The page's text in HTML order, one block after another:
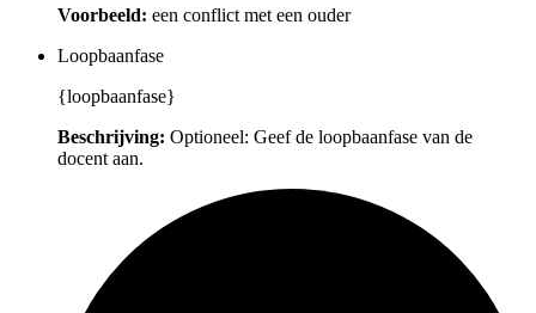
Voorbeeld: een conflict met een ouder
Loopbaanfase
{loopbaanfase}
Beschrijving: Optioneel: Geef de loopbaanfase van de
docent aan.